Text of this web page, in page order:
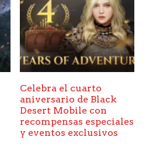
Celebra el cuarto
aniversario de Black
Desert Mobile con
recompensas especiales
y eventos exclusivos